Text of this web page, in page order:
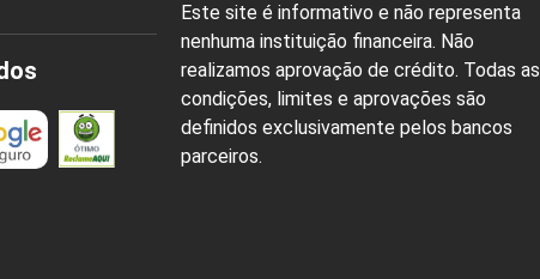
Este site é informativo e não representa
nenhuma instituição financeira. Não
realizamos aprovação de crédito. Todas as
condições, limites e aprovações são
definidos exclusivamente pelos bancos
parceiros.